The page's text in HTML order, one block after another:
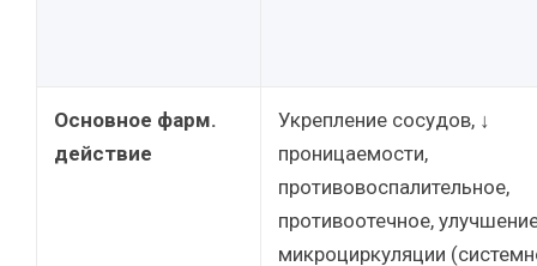
Основное фарм.
действие
Укрепление сосудов, ↓
проницаемости,
противовоспалительное,
противоотечное,
микроциркуляции